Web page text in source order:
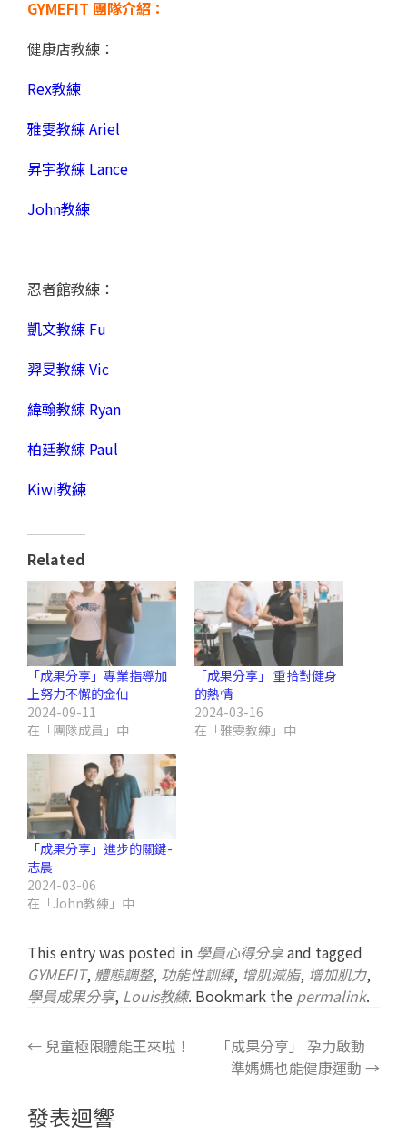
GYMEFIT 團隊介紹：
健康店教練：
Rex教練
雅雯教練 Ariel
昇宇教練 Lance
John教練
忍者館教練：
凱文教練 Fu
羿旻教練 Vic
緯翰教練 Ryan
柏廷教練 Paul
Kiwi教練
Related
「成果分享」專業指導加
上努力不懈的金仙
2024-09-11
在「團隊成員」中
「成果分享」 重拾對健身
的熱情
2024-03-16
在「雅雯教練」中
「成果分享」進步的關鍵-
志晨
2024-03-06
在「John教練」中
This entry was posted in 學員心得分享and tagged
GYMEFIT, 體態調整, 功能性訓練, 增肌減脂, 增加肌力,
學員成果分享, Louis教練. Bookmark the permalink.
← 兒童極限體能王來啦！
「成果分享」 孕力啟動
準媽媽也能健康運動 →
發表迴響